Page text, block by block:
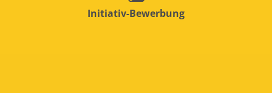
Initiativ-Bewerbung